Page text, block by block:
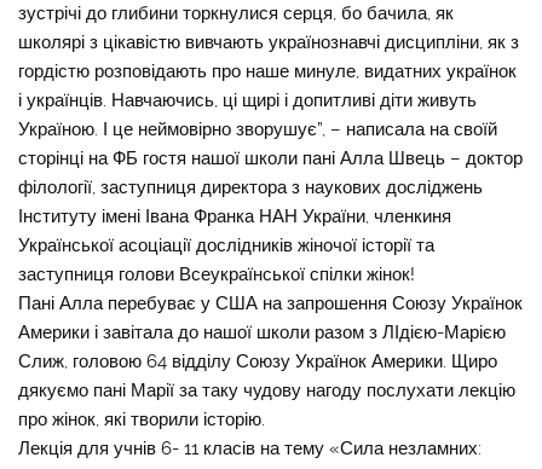
зустрічі до глибини торкнулися серця, бо бачила, як
школярі з цікавістю вивчають українознавчі дисципліни, як з
гордістю розповідають про наше минуле, видатних українок
і українців. Навчаючись, ці щирі і допитливі діти живуть
Україною. І це неймовірно зворушує”, – написала на своїй
сторінці на ФБ гостя нашої школи пані Алла Швець – доктор
філології, заступниця директора з наукових досліджень
Інституту імені Івана Франка НАН України, членкиня
Української асоціації дослідників жіночої історії та
заступниця голови Всеукраїнської спілки жінок!
Пані Алла перебуває у США на запрошення Союзу Українок
Америки і завітала до нашої школи разом з ЛІдією-Марією
Слиж, головою 64 відділу Союзу Українок Америки. Щиро
дякуємо пані Марії за таку чудову нагоду послухати лекцію
про жінок, які творили історію.
Лекція для учнів 6- 11 класів на тему «Сила незламних: